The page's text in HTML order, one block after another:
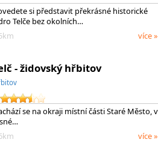
si představit překrásné historické
Telče bez okolních…
více »
- židovský hřbitov
se na okraji místní části Staré Město, v
více »